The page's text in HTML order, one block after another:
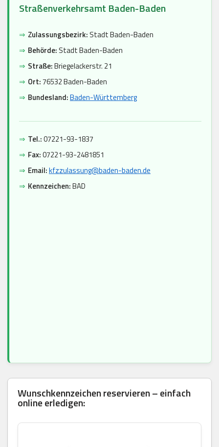
Straßenverkehrsamt Baden-Baden
⇒ Zulassungsbezirk: Stadt Baden-Baden
⇒ Behörde: Stadt Baden-Baden
⇒ Straße:Briegelackerstr. 21
⇒ Ort:76532 Baden-Baden
⇒ Bundesland:Baden-Württemberg
⇒ Tel.:07221-93-1837
⇒ Fax:07221-93-2481851
⇒ Email:kfzzulassung@baden-baden.de
⇒ Kennzeichen:BAD
Wunschkennzeichen reservieren – einfach
online erledigen: